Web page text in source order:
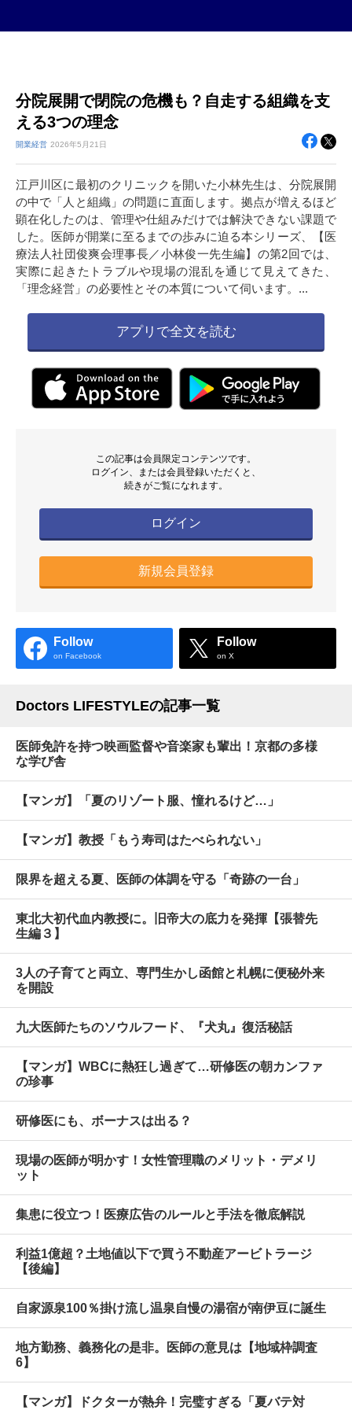
分院展開で閉院の危機も？自走する組織を支
える3つの理念
開業経営 2026年5月21日
江戸川区に最初のクリニックを開いた小林先生は、分院展開
の中で「人と組織」の問題に直面します。拠点が増えるほど
顕在化したのは、管理や仕組みだけでは解決できない課題で
した。医師が開業に至るまでの歩みに迫る本シリーズ、【医
療法人社団俊爽会理事長／小林俊一先生編】の第2回では、
実際に起きたトラブルや現場の混乱を通じて見えてきた、
「理念経営」の必要性とその本質について伺います。...
アプリで全文を読む
この記事は会員限定コンテンツです。
ログイン、または会員登録いただくと、
続きがご覧になれます。
ログイン
新規会員登録
Follow
on Facebook
Follow
on X
Doctors LIFESTYLEの記事一覧
医師免許を持つ映画監督や音楽家も輩出！京都の多様
な学び舎
【マンガ】「夏のリゾート服、憧れるけど…」
【マンガ】教授「もう寿司はたべられない」
限界を超える夏、医師の体調を守る「奇跡の一台」
東北大初代血内教授に。旧帝大の底力を発揮【張替先
生編３】
3人の子育てと両立、専門生かし函館と札幌に便秘外来
を開設
九大医師たちのソウルフード、『犬丸』復活秘話
【マンガ】WBCに熱狂し過ぎて…研修医の朝カンファ
の珍事
研修医にも、ボーナスは出る？
現場の医師が明かす！女性管理職のメリット・デメリ
ット
集患に役立つ！医療広告のルールと手法を徹底解説
利益1億超？土地値以下で買う不動産アービトラージ
【後編】
自家源泉100％掛け流し温泉自慢の湯宿が南伊豆に誕生
地方勤務、義務化の是非。医師の意見は【地域枠調査
6】
【マンガ】ドクターが熱弁！完璧すぎる「夏バテ対